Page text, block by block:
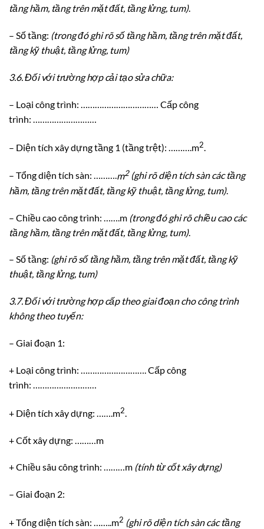
tầng hầm, tầng trên mặt đất, tầng lửng, tum).
– Số tầng: (trong đó ghi rõ số tầng hầm, tầng trên mặt đất,
tầng kỹ thuật, tầng lửng, tum)
3.6. Đối với trường hợp cải tạo sửa chữa:
– Loại công trình: …………………………… Cấp công
trình: ………………………
– Diện tích xây dựng tầng 1 (tầng trệt): ……….m2
– Tổng diện tích sàn: ……….m2 (ghi rõ diện tích sàn các tầng
hầm, tầng trên mặt đất, tầng kỹ thuật, tầng lửng, tum).
– Chiều cao công trình: …….m (trong đó ghi rõ chiều cao các
tầng hầm, tầng trên mặt đất, tầng lửng, tum).
– Số tầng: (ghi rõ số tầng hầm, tầng trên mặt đất, tầng kỹ
thuật, tầng lửng, tum)
3.7.Đối với trường hợp cấp theo giai đoạn cho công trình
không theo tuyến:
– Giai đoạn 1:
+ Loại công trình: ………………………. Cấp công
trình: ………………………
+ Diện tích xây dựng: …….m2.
+ Cốt xây dựng: ………m
+ Chiều sâu công trình: ………m (tính từ cốt xây dựng)
– Giai đoạn 2:
+ Tổng diện tích sàn: ……..m2 (ghi rõ diện tích sàn các tầng